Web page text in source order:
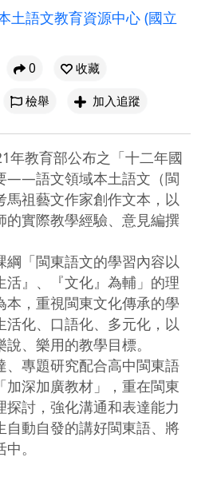
土語文教育資源中心 (國立
0
收藏
檢舉 加入追蹤
年教育部公布之「十二年國
——語文領域本土語文（閩
馬祖藝文作家創作文本，以
的實際教學經驗、意見編撰
綱「閩東語文的學習內容以
活』、『文化』為輔」的理
本，重視閩東文化傳承的學
活化、口語化、多元化，以
、樂用的教學目標。
、專題研究配合高中閩東語
加深加廣教材」，重在閩東
探討，強化溝通和表達能力
自動自發的講好閩東語、將